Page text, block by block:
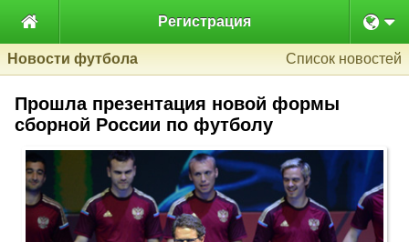
 Регистрация
Новости футбола Список новостей
Прошла презентация новой формы
сборной России по футболу